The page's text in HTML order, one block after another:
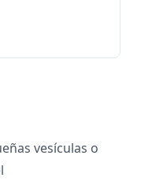
vesículas o